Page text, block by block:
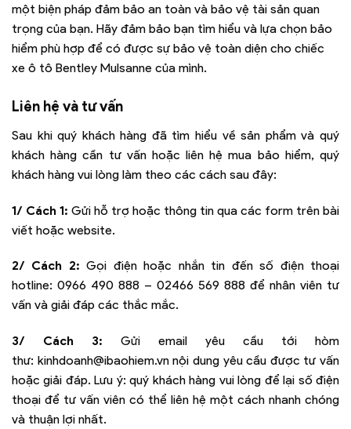
một biện pháp đảm bảo an toàn và bảo vệ tài sản quan
trọng của bạn. Hãy đảm bảo bạn tìm hiểu và lựa chọn bảo
hiểm phù hợp để có được sự bảo vệ toàn diện cho chiếc
xe ô tô Bentley Mulsanne của mình.
Liên hệ và tư vấn
Sau khi quý khách hàng đã tìm hiểu về sản phẩm và quý
khách hàng cần tư vấn hoặc liên hệ mua bảo hiểm, quý
khách hàng vui lòng làm theo các cách sau đây:
1/ Cách 1: Gửi hỗ trợ hoặc thông tin qua các form trên bài
viết hoặc website.
2/ Cách 2: Gọi điện hoặc nhắn tin đến số điện thoại
hotline: 0966 490 888 – 02466 569 888 để nhân viên tư
vấn và giải đáp các thắc mắc.
3/ Cách 3: Gửi email yêu cầu tới hòm
thư: kinhdoanh@ibaohiem.vnnội dung yêu cầu được tư vấn
hoặc giải đáp. Lưu ý: quý khách hàng vui lòng để lại số điện
thoại để tư vấn viên có thể liên hệ một cách nhanh chóng
và thuận lợi nhất.